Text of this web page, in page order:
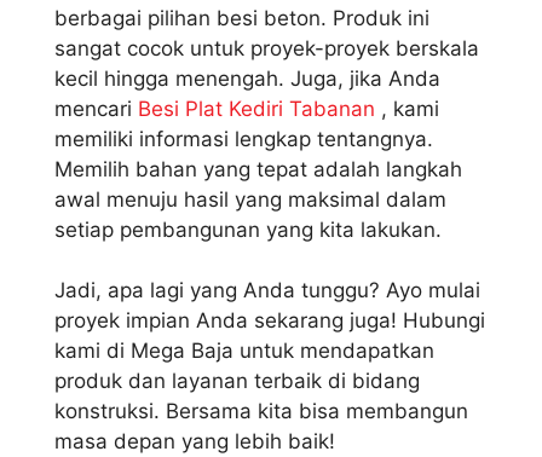
berbagai pilihan besi beton. Produk ini
sangat cocok untuk proyek-proyek berskala
kecil hingga menengah. Juga, jika Anda
mencari Besi Plat Kediri Tabanan , kami
memiliki informasi lengkap tentangnya.
Memilih bahan yang tepat adalah langkah
awal menuju hasil yang maksimal dalam
setiap pembangunan yang kita lakukan.
Jadi, apa lagi yang Anda tunggu? Ayo mulai
proyek impian Anda sekarang juga! Hubungi
kami di Mega Baja untuk mendapatkan
produk dan layanan terbaik di bidang
konstruksi. Bersama kita bisa membangun
masa depan yang lebih baik!